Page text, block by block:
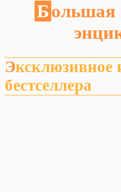
Большая медицинская
Эксклюзивное издание
бестселлера